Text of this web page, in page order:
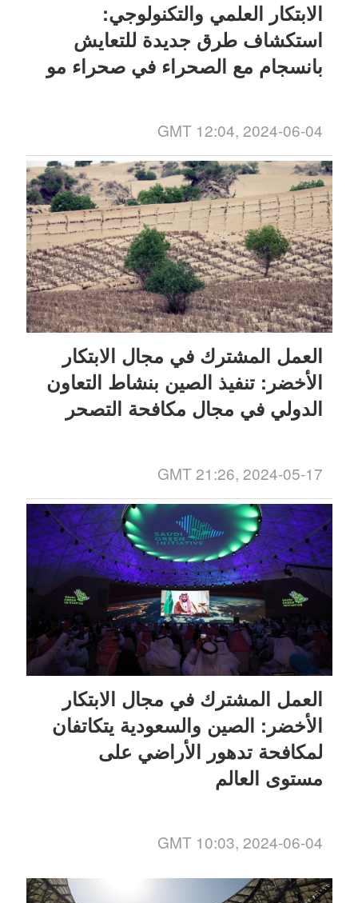
الابتكار العلمي والتكنولوجي:
استكشاف طرق جديدة للتعايش
بانسجام مع الصحراء في صحراء مو
GMT 12:04, 2024-06-04
العمل المشترك في مجال الابتكار
الأخضر: تنفيذ الصين بنشاط التعاون
الدولي في مجال مكافحة التصحر
GMT 21:26, 2024-05-17
العمل المشترك في مجال الابتكار
الأخضر: الصين والسعودية يتكاتفان
لمكافحة تدهور الأراضي على
مستوى العالم
GMT 10:03, 2024-06-04